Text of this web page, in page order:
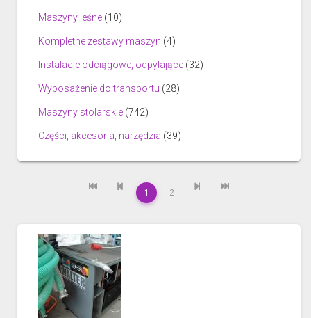
Maszyny leśne (10)
Kompletne zestawy maszyn (4)
Instalacje odciągowe, odpylające (32)
Wyposażenie do transportu (28)
Maszyny stolarskie (742)
Części, akcesoria, narzędzia (39)
1 2